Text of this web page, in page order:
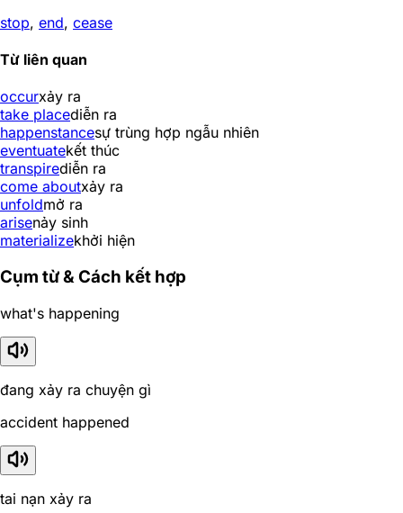
stop, end, cease
Từ liên quan
occurxảy ra
take placediễn ra
happenstancesự trùng hợp ngẫu nhiên
eventuatekết thúc
transpirediễn ra
come aboutxảy ra
unfoldmở ra
arisenảy sinh
materializekhởi hiện
Cụm từ & Cách kết hợp
what's happening
đang xảy ra chuyện gì
accident happened
tai nạn xảy ra